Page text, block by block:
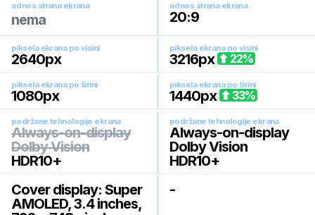
odnos strana ekrana
nema
odnos strana ekrana
20:9
piksela ekrana po visini
2640px
piksela ekrana po visini
3216px 22%
piksela ekrana po širini
1080px
piksela ekrana po širini
1440px 33%
podržane tehnologije ekrana
Always-on-display
Dolby Vision
HDR10+
podržane tehnologije ekrana
Always-on-display
Dolby Vision
HDR10+
Cover display: Super
AMOLED, 3.4 inches,
-